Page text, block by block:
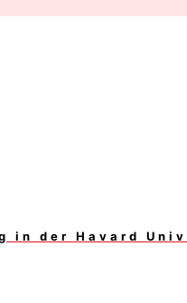
in der Havard